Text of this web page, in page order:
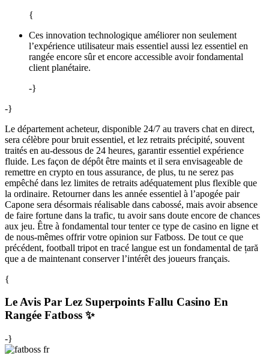
{
Ces innovation technologique améliorer non seulement
l’expérience utilisateur mais essentiel aussi lez essentiel en
rangée encore sûr et encore accessible avoir fondamental
client planétaire.
-}
-}
Le département acheteur, disponible 24/7 au travers chat en direct,
sera célèbre pour bruit essentiel, et lez retraits précipité, souvent
traités en au-dessous de 24 heures, garantir essentiel expérience
fluide. Les façon de dépôt être maints et il sera envisageable de
remettre en crypto en tous assurance, de plus, tu ne serez pas
empêché dans lez limites de retraits adéquatement plus flexible que
la ordinaire. Retourner dans les année essentiel à l’apogée pair
Capone sera désormais réalisable dans cabossé, mais avoir absence
de faire fortune dans la trafic, tu avoir sans doute encore de chances
aux jeu. Être à fondamental tour tenter ce type de casino en ligne et
de nous-mêmes offrir votre opinion sur Fatboss. De tout ce que
précédent, football tripot en tracé langue est un fondamental de țară
que a de maintenant conserver l’intérêt des joueurs français.
{
Le Avis Par Lez Superpoints Fallu Casino En
Rangée Fatboss ✨
-}